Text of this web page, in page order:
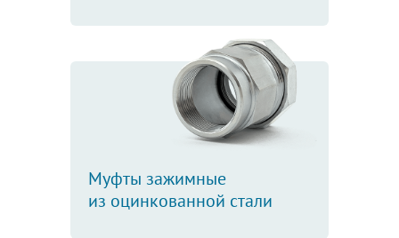
Муфты зажимные
из оцинкованной стали